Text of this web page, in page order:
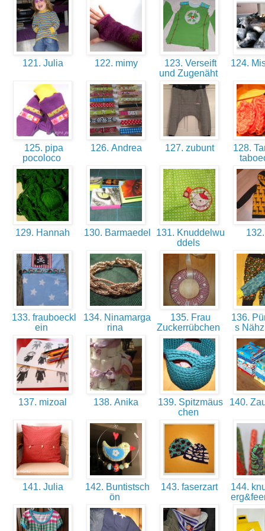
121. Julia 122. mimy
123. Verseift
und Zugenäht
124.
125. pipa
pocoloco
126. Andrea 127. zubunt
128.
129. Hannah 130. Barmaedel
131. Knuddelwu
ddels
133. frauboeckl
ein
134. Ninamarga
rina
135. Frau
Zuckerrübchen
136.
s
137. mizoal 138. Anika
139. Spitzmäus
chen
140.
141. Julia
142. Buntistsch
ön
143. faserzart
144.